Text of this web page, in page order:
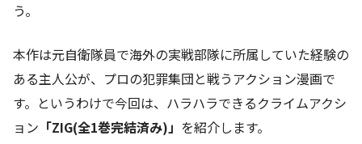
う。
本作は元自衛隊員で海外の実戦部隊に所属していた経験の
ある主人公が、プロの犯罪集団と戦うアクション漫画で
す。というわけで今回は、ハラハラできるクライムアクシ
ョン 「ZIG(全1巻完結済み)」 を紹介します。